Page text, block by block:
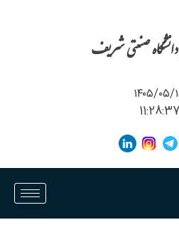
صنعتی شریف
۰۵/۱۵
11:28:37